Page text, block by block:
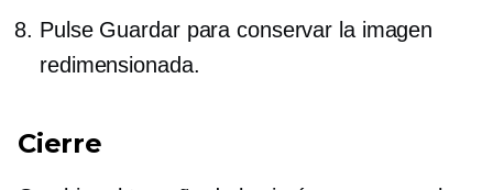
Pulse Guardar para conservar la imagen
redimensionada.
Cierre